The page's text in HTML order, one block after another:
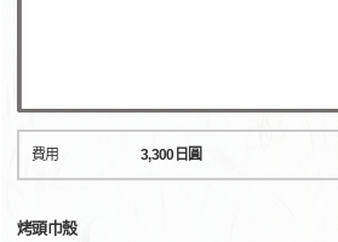
費用 3,300日圓
烤頭巾殼